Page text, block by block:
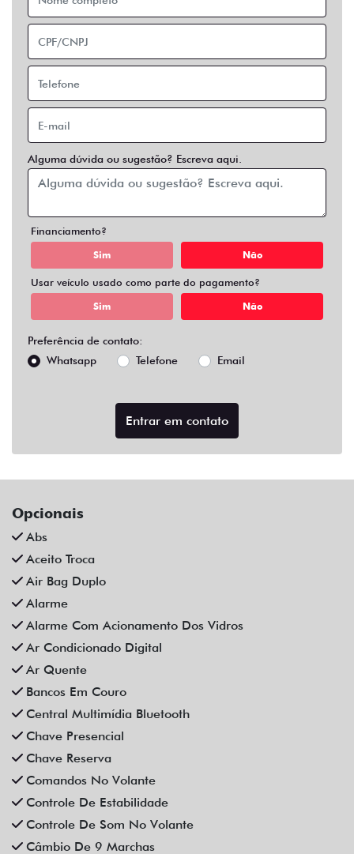
Alguma dúvida ou sugestão? Escreva aqui.
Financiamento?
Sim Não
Usar veículo usado como parte do pagamento?
Sim Não
Preferência de contato:
Whatsapp
Telefone Email
Entrar em contato
Opcionais
Abs
Aceito Troca
Air Bag Duplo
Alarme
Alarme Com Acionamento Dos Vidros
Ar Condicionado Digital
Ar Quente
Bancos Em Couro
Central Multimídia Bluetooth
Chave Presencial
Chave Reserva
Comandos No Volante
Controle De Estabilidade
Controle De Som No Volante
Câmbio De 9 Marchas